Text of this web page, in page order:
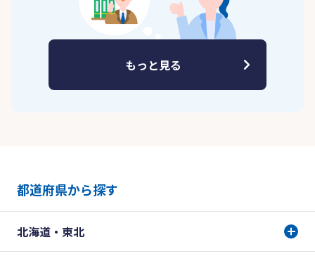
もっと見る
都道府県から探す
北海道・東北